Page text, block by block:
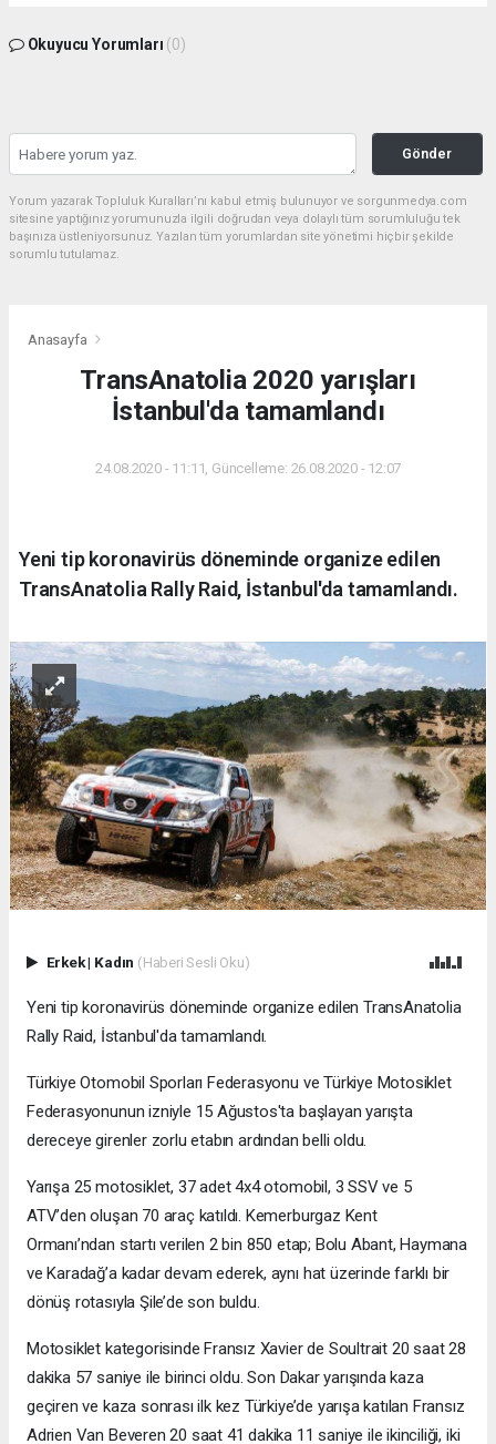
Okuyucu Yorumları (0)
Gönder
Yorum yazarak Topluluk Kuralları’nı kabul etmiş bulunuyor ve sorgunmedya.com
sitesine yaptığınız yorumunuzla ilgili doğrudan veya dolaylı tüm sorumluluğu tek
başınıza üstleniyorsunuz. Yazılan tüm yorumlardan site yönetimi hiçbir şekilde
sorumlu tutulamaz.
Anasayfa
TransAnatolia 2020 yarışları
İstanbul'da tamamlandı
24.08.2020 - 11:11, Güncelleme: 26.08.2020 - 12:07
Yeni tip koronavirüs döneminde organize edilen
TransAnatolia Rally Raid, İstanbul'da tamamlandı.
Erkek| Kadın (Haberi Sesli Oku)
Yeni tip koronavirüs döneminde organize edilen TransAnatolia
Rally Raid, İstanbul'da tamamlandı.
Türkiye Otomobil Sporları Federasyonu ve Türkiye Motosiklet
Federasyonunun izniyle 15 Ağustos'ta başlayan yarışta
dereceye girenler zorlu etabın ardından belli oldu.
Yarışa 25 motosiklet, 37 adet 4x4 otomobil, 3 SSV ve 5
ATV’den oluşan 70 araç katıldı. Kemerburgaz Kent
Ormanı’ndan startı verilen 2 bin 850 etap; Bolu Abant, Haymana
ve Karadağ’a kadar devam ederek, aynı hat üzerinde farklı bir
dönüş rotasıyla Şile’de son buldu.
Motosiklet kategorisinde Fransız Xavier de Soultrait 20 saat 28
dakika 57 saniye ile birinci oldu. Son Dakar yarışında kaza
geçiren ve kaza sonrası ilk kez Türkiye’de yarışa katılan Fransız
Adrien Van Beveren 20 saat 41 dakika 11 saniye ile ikinciliği, iki